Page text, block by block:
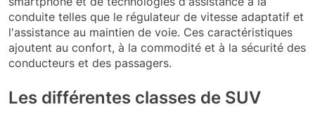
conduite telles que le régulateur de vitesse adaptatif et
l'assistance au maintien de voie. Ces caractéristiques
ajoutent au confort, à la commodité et à la sécurité des
conducteurs et des passagers.
Les différentes classes de SUV